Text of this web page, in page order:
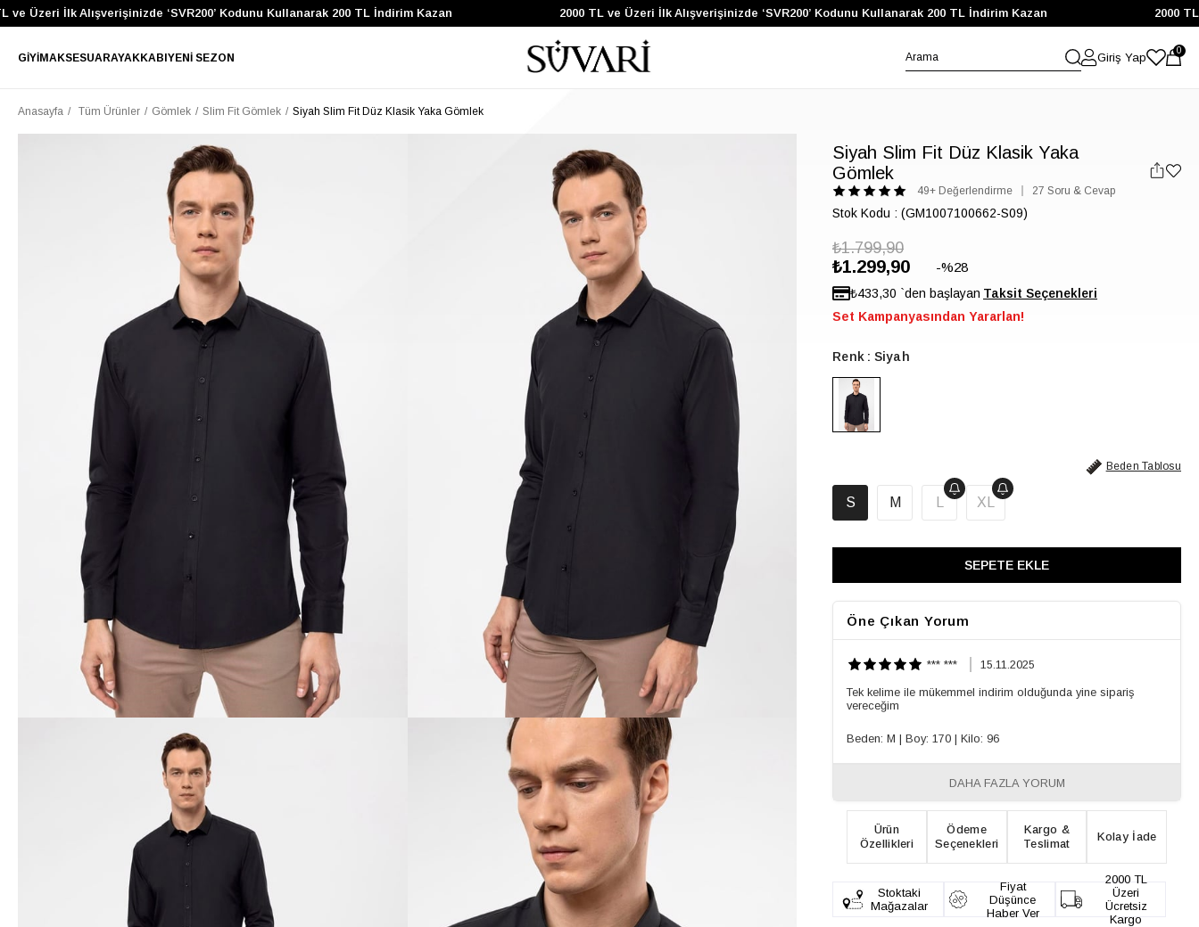
Üzeri İlk Alışverişinizde ‘SVR200’ Kodunu Kullanarak 200 TL İndirim Kazan 2000 TL ve Üzeri İlk Alışverişinizde ‘SVR200’ Kodunu Kullanarak 200 TL İndirim Kazan 2000 TL
GIYIMAKSESUARAYAKKABIYENI SEZON Giriş Yap
0
Anasayfa Tüm Ürünler Gömlek Slim Fit Gömlek Siyah Slim Fit Düz Klasik Yaka Gömlek
Siyah Slim Fit Düz Klasik Yaka
Gömlek
49+ Değerlendirme 27 Soru & Cevap
Stok Kodu (GM1007100662-S09)
₺1.799,90
₺1.299,90 28
₺433,30 `den başlayan
Set Kampanyasından Yararlan!
Renk Siyah
Beden Tablosu
S M XL
Öne Çıkan Yorum
*** *** 15.11.2025
Tek kelime ile mükemmel indirim olduğunda yine sipariş
vereceğim
Beden: M | Boy: 170 | Kilo: 96
DAHA FAZLA YORUM
Ürün
Özellikleri
Ödeme
Seçenekleri
Kargo &
Teslimat
Kolay İade
Stoktaki
Mağazalar
Fiyat
Düşünce
Haber Ver
2000 TL
Üzeri
Ücretsiz
Kargo